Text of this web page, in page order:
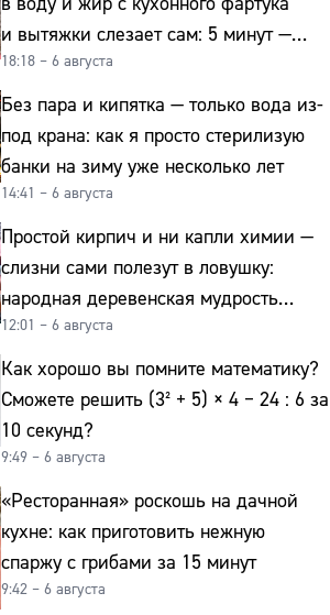
и вытяжки слезает сам: 5 минут —
и сверкает как новая
18:18 – 6 августа
Без пара и кипятка — только вода из-
под крана: как я просто стерилизую
банки на зиму уже несколько лет
14:41 – 6 августа
Простой кирпич и ни капли химии —
слизни сами полезут в ловушку:
народная деревенская мудрость
реально работает
12:01 – 6 августа
Как хорошо вы помните математику?
Сможете решить (3² + 5) × 4 − 24 : 6 за
10 секунд?
9:49 – 6 августа
«Ресторанная» роскошь на дачной
кухне: как приготовить нежную
спаржу с грибами за 15 минут
9:42 – 6 августа